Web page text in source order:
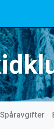
Spåravgifter